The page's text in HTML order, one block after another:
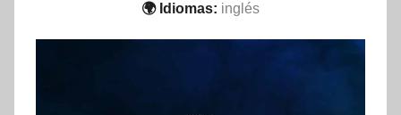
🌍 Idiomas: inglés